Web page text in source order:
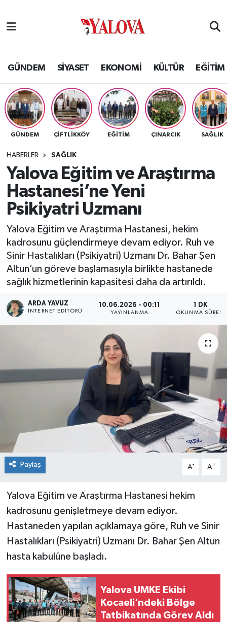
GÜNDEM SİYASET EKONOMİ KÜLTÜR EĞİTİM
GÜNDEM ÇİFTLİKKÖY EĞİTİM ÇINARCIK SAĞLIK
HABERLER SAĞLIK
Yalova Eğitim ve Araştırma
Hastanesi’ne Yeni
Psikiyatri Uzmanı
Yalova Eğitim ve Araştırma Hastanesi, hekim
kadrosunu güçlendirmeye devam ediyor. Ruh ve
Sinir Hastalıkları (Psikiyatri) Uzmanı Dr. Bahar Şen
Altun’un göreve başlamasıyla birlikte hastanede
sağlık hizmetlerinin kapasitesi daha da artırıldı.
ARDA YAVUZ
İNTERNET EDITÖRÜ
10.06.2026 - 00:11
YAYINLANMA
1 DK
OKUNMA SÜRESI
Paylaş A- A+
Yalova Eğitim ve Araştırma Hastanesi hekim
kadrosunu genişletmeye devam ediyor.
Hastaneden yapılan açıklamaya göre, Ruh ve Sinir
Hastalıkları (Psikiyatri) Uzmanı Dr. Bahar Şen Altun
hasta kabulüne başladı.
Yalova UMKE Ekibi
Kocaeli’ndeki Bölge
Tatbikatında Görev Aldı
SİYASET
EKONOMİ
KÜLTÜR
BİLİM VE TEKNOLOJİ
ASAYİŞ
SAĞLIK
SPOR
ULUSAL
RESMİ İLAN
Yalova Nöbetçi Eczaneler
Yalova Hava Durumu
Yalova Namaz Vakitleri
Yalova Trafik Yoğunluk Haritası
Tüm Manşetler
Son Dakika Haberleri
Haber Arşivi